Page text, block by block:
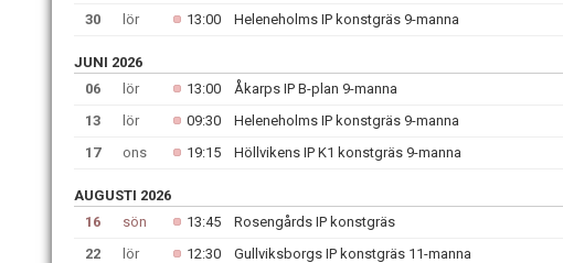
30
lör 13:00 Heleneholms IP konstgräs 9-manna
JUNI 2026
06
lör 13:00 Åkarps IP B-plan 9-manna
13
lör 09:30 Heleneholms IP konstgräs 9-manna
17
ons 19:15 Höllvikens IP K1 konstgräs 9-manna
AUGUSTI 2026
16
sön 13:45 Rosengårds IP konstgräs
22
lör 12:30 Gullviksborgs IP konstgräs 11-manna